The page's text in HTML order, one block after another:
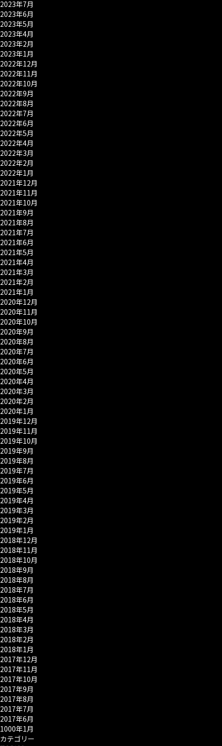
2023年7月
2023年6月
2023年5月
2023年4月
2023年2月
2023年1月
2022年12月
2022年11月
2022年10月
2022年9月
2022年8月
2022年7月
2022年6月
2022年5月
2022年4月
2022年3月
2022年2月
2022年1月
2021年12月
2021年11月
2021年10月
2021年9月
2021年8月
2021年7月
2021年6月
2021年5月
2021年4月
2021年3月
2021年2月
2021年1月
2020年12月
2020年11月
2020年10月
2020年9月
2020年8月
2020年7月
2020年6月
2020年5月
2020年4月
2020年3月
2020年2月
2020年1月
2019年12月
2019年11月
2019年10月
2019年9月
2019年8月
2019年7月
2019年6月
2019年5月
2019年4月
2019年3月
2019年2月
2019年1月
2018年12月
2018年11月
2018年10月
2018年9月
2018年8月
2018年7月
2018年6月
2018年5月
2018年4月
2018年3月
2018年2月
2018年1月
2017年12月
2017年11月
2017年10月
2017年9月
2017年8月
2017年7月
2017年6月
1000年1月
カテゴリー